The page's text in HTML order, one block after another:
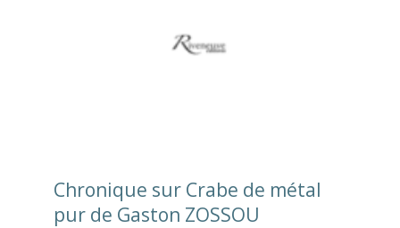
Chronique sur Crabe de métal
pur de Gaston ZOSSOU